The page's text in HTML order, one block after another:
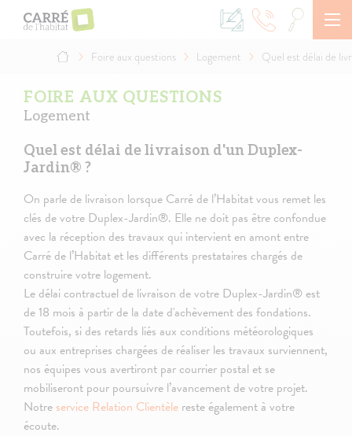
contenu
Foire aux questions Logement Quel est délai de
FOIRE AUX QUESTIONS
Logement
Quel est délai de livraison d'un Duplex-
Jardin® ?
On parle de livraison lorsque Carré de l’Habitat vous remet les
clés de votre Duplex-Jardin®. Elle ne doit pas être confondue
avec la réception des travaux qui intervient en amont entre
Carré de l’Habitat et les différents prestataires chargés de
construire votre logement.
Le délai contractuel de livraison de votre Duplex-Jardin® est
de 18 mois à partir de la date d'achèvement des fondations.
Toutefois, si des retards liés aux conditions météorologiques
ou aux entreprises chargées de réaliser les travaux surviennent,
nos équipes vous avertiront par courrier postal et se
mobiliseront pour poursuivre l’avancement de votre projet.
Notre service Relation Clientèle reste également à votre
écoute.